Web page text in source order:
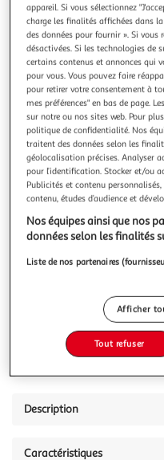
LES DOIGTS VERTS
Graines mélange
Informations
abeillesUnivers:
graines pour semisIssue
biologiqueComposition:
Bleuet sauvage,
moissons, Cosmos,
En savoir +
Vendu parProvence outillage
Livraison dès 5/6
6,50€
Plus d'options
Vendu par Provence
Description
Caractéristiques
appareil. Si vous sélectionnez
charge les finalités affichées dans
des données pour fournir ». Si vous
désactivées. Si les technologies de
certains contenus et annonces qui
pour vous. Vous pouvez faire
pour retirer votre consentement à
mes préférences" en bas de page.
sur notre ou nos sites web. Pour
politique de confidentialité. Nos
traitent des données selon les
géolocalisation précises. Analyser
pour l’identification. Stocker et/ou
Publicités et contenu
contenu, études d’audience et
Nos équipes ainsi que nos
données selon les finalités
Liste de nos partenaires
Afficher
Tout refuser